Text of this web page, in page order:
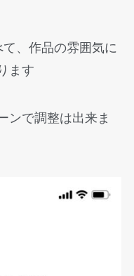
、作品の雰囲気に
ます
ンで調整は出来ま